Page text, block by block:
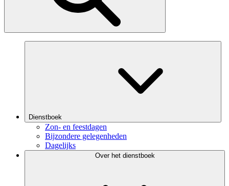
Dienstboek
Zon- en feestdagen
Bijzondere gelegenheden
Dagelijks
Over het dienstboek